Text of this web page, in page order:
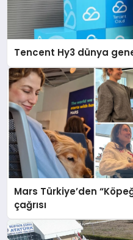
Tencent Hy3 dünya
Mars Türkiye’den
çağrısı